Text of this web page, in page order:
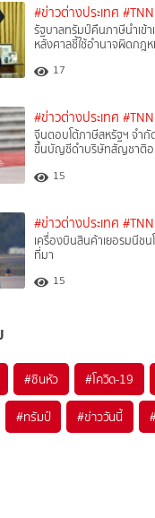
#ข่าวต่างประเทศ
รัฐบาลทรัมป์คืนภาษีนำเข้
หลังศาลชี้ใช้อำนาจผิดกฎ
17
#ข่าวต่างประเทศ
จีนตอบโต้ภาษีสหรัฐฯ จำกั
ขึ้นบัญชีดำบริษัทสัญชาติอ
15
#ข่าวต่างประเทศ
เครื่องบินสินค้าเยอรมนีชน
ที่มา
15
#ซินหัว #โควิด-19
#ทรัมป์ #ข่าววันนี้